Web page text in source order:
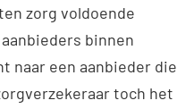
zorg voldoende
binnen
naar een aanbieder die
toch het